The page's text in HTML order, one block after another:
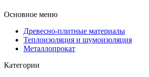
Основное меню
Древесно-плитные материалы
Теплоизоляция и шумоизоляция
Металлопрокат
Категории